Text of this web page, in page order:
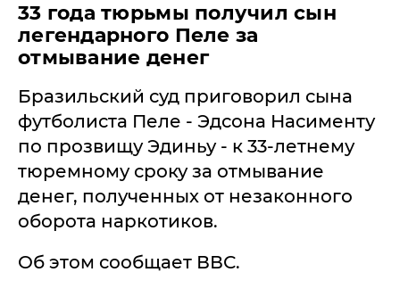
​33 года тюрьмы получил сын
легендарного Пеле за
отмывание денег
Бразильский суд приговорил сына
футболиста Пеле - Эдсона Насименту
по прозвищу Эдиньу - к 33-летнему
тюремному сроку за отмывание
денег, полученных от незаконного
оборота наркотиков.
Об этом сообщает ВВС.